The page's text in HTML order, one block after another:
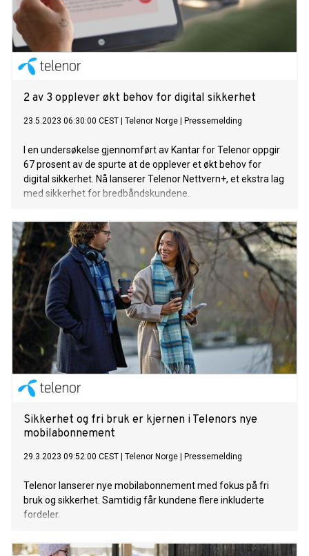
2 av 3 opplever økt behov for digital sikkerhet
23.5.2023 06:30:00 CEST Telenor Norge Pressemelding
I en undersøkelse gjennomført av Kantar for Telenor oppgir
67 prosent av de spurte at de opplever et økt behov for
digital sikkerhet. Nå lanserer Telenor Nettvern+, et ekstra lag
med sikkerhet for bredbåndskundene.
Sikkerhet og fri bruk er kjernen i Telenors nye
mobilabonnement
29.3.2023 09:52:00 CEST Telenor Norge Pressemelding
Telenor lanserer nye mobilabonnement med fokus på fri
bruk og sikkerhet. Samtidig får kundene flere inkluderte
fordeler.